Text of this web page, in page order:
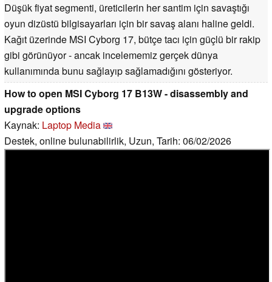
Düşük fiyat segmenti, üreticilerin her santim için savaştığı
oyun dizüstü bilgisayarları için bir savaş alanı haline geldi.
Kağıt üzerinde MSI Cyborg 17, bütçe tacı için güçlü bir rakip
gibi görünüyor - ancak incelememiz gerçek dünya
kullanımında bunu sağlayıp sağlamadığını gösteriyor.
How to open MSI Cyborg 17 B13W - disassembly and
upgrade options
Kaynak: Laptop Media
Destek, online bulunabilirlik, Uzun, Tarih: 06/02/2026